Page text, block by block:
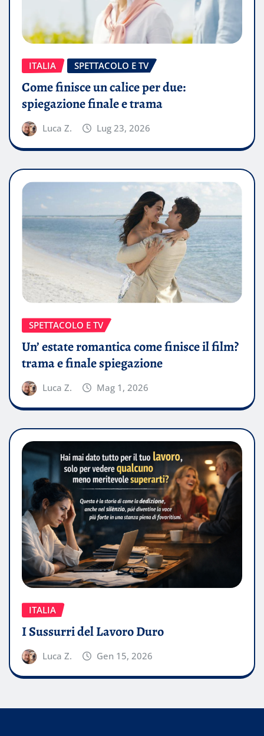
ITALIA SPETTACOLO E TV
Come finisce un calice per due:
spiegazione finale e trama
Luca Z. Lug 23, 2026
SPETTACOLO E TV
Un’ estate romantica come finisce il film?
trama e finale spiegazione
Luca Z. Mag 1, 2026
ITALIA
I Sussurri del Lavoro Duro
Luca Z. Gen 15, 2026